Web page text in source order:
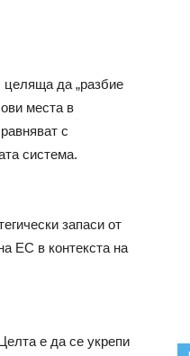
целяща да „разбие
места в
с
система.
запаси от
ЕС в контекста на
е да се укрепи